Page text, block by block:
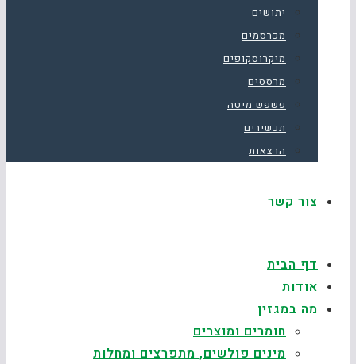
יתושים
מכרסמים
מיקרוסקופים
מרססים
פשפש מיטה
תכשירים
הרצאות
צור קשר
דף הבית
אודות
מה במגזין
חומרים ומוצרים
מינים פולשים, מתפרצים ומחלות